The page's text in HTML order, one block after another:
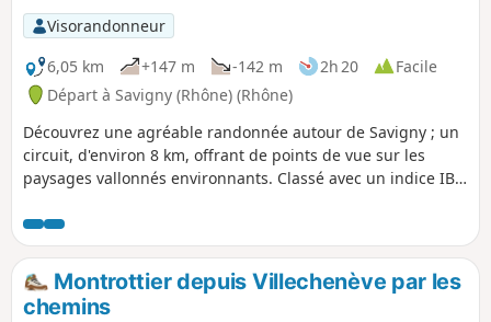
Visorandonneur
6,05 km
+147 m -142 m 2h 20
Facile
Départ à Savigny (Rhône) (Rhône)
Découvrez une agréable randonnée autour de Savigny ; un
circuit, d'environ 8 km, offrant de points de vue sur les
paysages vallonnés environnants. Classé avec un indice IBP
bénéficierez, notamment, d'une vue panoramique sur le
Château de Montbloy et la Villa Mangini. Attendez-vous à
un mélange de sentiers, de chemins en terre, et de
passages longeant les vignes et la campagne locale.
Montrottier depuis Villechenève par les
chemins